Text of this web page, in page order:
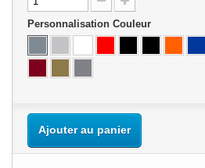
Personnalisation Couleur
Ajouter au panier